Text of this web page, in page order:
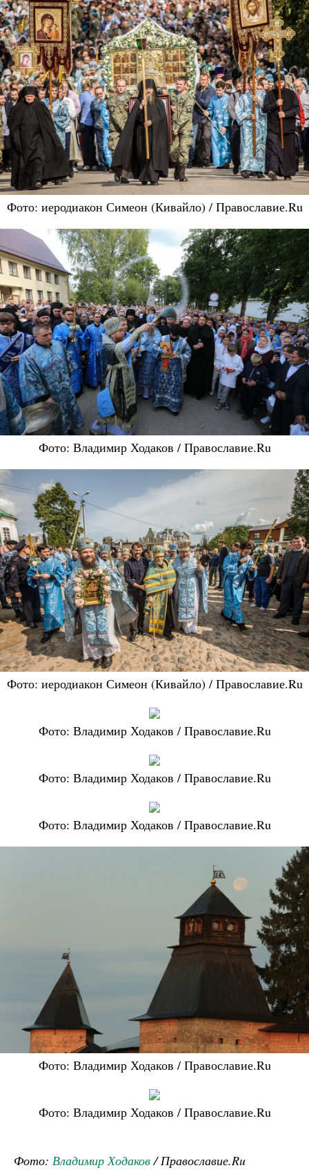
Фото: иеродиакон Симеон (Кивайло) / Православие.Ru
Фото: Владимир Ходаков / Православие.Ru
Фото: иеродиакон Симеон (Кивайло) / Православие.Ru
Фото: Владимир Ходаков / Православие.Ru
Фото: Владимир Ходаков / Православие.Ru
Фото: Владимир Ходаков / Православие.Ru
Фото: Владимир Ходаков / Православие.Ru
Фото: Владимир Ходаков / Православие.Ru
Фото: Владимир Ходаков/ Православие.Ru